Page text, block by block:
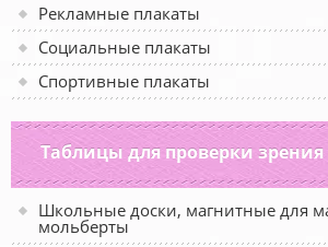
Рекламные плакаты
Социальные плакаты
Спортивные плакаты
Таблицы для проверки зрения
Школьные доски, магнитные для
мольберты